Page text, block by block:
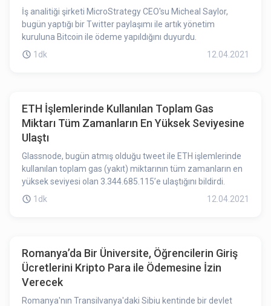
İş analitiği şirketi MicroStrategy CEO'su Micheal Saylor,
bugün yaptığı bir Twitter paylaşımı ile artık yönetim
kuruluna Bitcoin ile ödeme yapıldığını duyurdu.
1dk
12.04.2021
ETH İşlemlerinde Kullanılan Toplam Gas
Miktarı Tüm Zamanların En Yüksek Seviyesine
Ulaştı
Glassnode, bugün atmış olduğu tweet ile ETH işlemlerinde
kullanılan toplam gas (yakıt) miktarının tüm zamanların en
yüksek seviyesi olan 3.344.685.115’e ulaştığını bildirdi.
1dk
12.04.2021
Romanya’da Bir Üniversite, Öğrencilerin Giriş
Ücretlerini Kripto Para ile Ödemesine İzin
Verecek
Romanya'nın Transilvanya'daki Sibiu kentinde bir devlet